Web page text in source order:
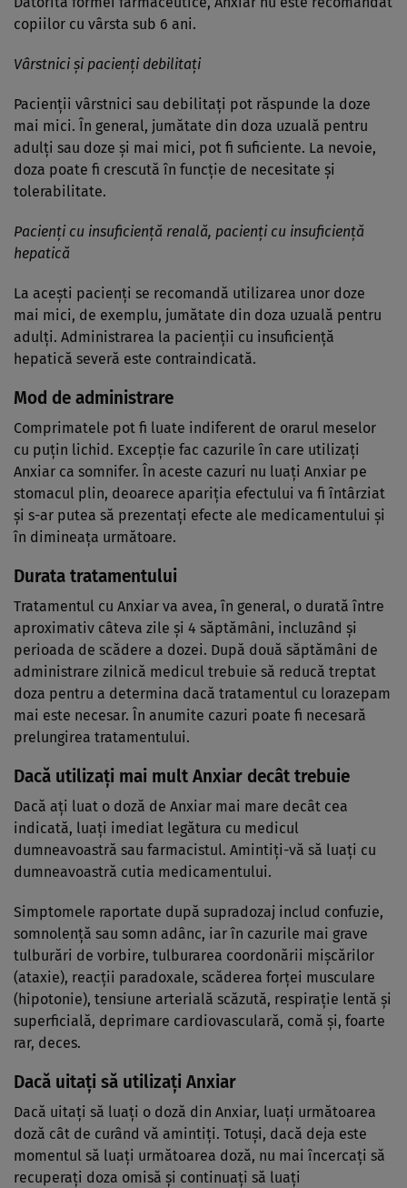
copiilor cu vârsta sub 6 ani.
Vârstnici şi pacienţi debilitaţi
Pacienţii vârstnici sau debilitaţi pot răspunde la doze
mai mici. În general, jumătate din doza uzuală pentru
adulţi sau doze şi mai mici, pot fi suficiente. La nevoie,
doza poate fi crescută în funcţie de necesitate şi
tolerabilitate.
Pacienţi cu insuficienţă renală, pacienţi cu insuficienţă
hepatică
La aceşti pacienţi se recomandă utilizarea unor doze
mai mici, de exemplu, jumătate din doza uzuală pentru
adulţi. Administrarea la pacienţii cu insuficienţă
hepatică severă este contraindicată.
Mod de administrare
Comprimatele pot fi luate indiferent de orarul meselor
cu puţin lichid. Excepţie fac cazurile în care utilizaţi
Anxiar ca somnifer. În aceste cazuri nu luaţi Anxiar pe
stomacul plin, deoarece apariţia efectului va fi întârziat
şi s-ar putea să prezentaţi efecte ale medicamentului şi
în dimineaţa următoare.
Durata tratamentului
Tratamentul cu Anxiar va avea, în general, o durată între
aproximativ câteva zile şi 4 săptămâni, incluzând şi
perioada de scădere a dozei. După două săptămâni de
administrare zilnică medicul trebuie să reducă treptat
doza pentru a determina dacă tratamentul cu lorazepam
mai este necesar. În anumite cazuri poate fi necesară
prelungirea tratamentului.
Dacă utilizați mai mult Anxiar decât trebuie
Dacă aţi luat o doză de Anxiar mai mare decât cea
indicată, luaţi imediat legătura cu medicul
dumneavoastră sau farmacistul. Amintiţi-vă să luaţi cu
dumneavoastră cutia medicamentului.
Simptomele raportate după supradozaj includ confuzie,
somnolenţă sau somn adânc, iar în cazurile mai grave
tulburări de vorbire, tulburarea coordonării mişcărilor
(ataxie), reacţii paradoxale, scăderea forţei musculare
(hipotonie), tensiune arterială scăzută, respiraţie lentă şi
superficială, deprimare cardiovasculară, comă şi, foarte
rar, deces.
Dacă uitați să utilizați Anxiar
Dacă uitaţi să luaţi o doză din Anxiar, luaţi următoarea
doză cât de curând vă amintiţi. Totuşi, dacă deja este
momentul să luaţi următoarea doză, nu mai încercaţi să
recuperaţi doza omisă şi continuaţi să luaţi